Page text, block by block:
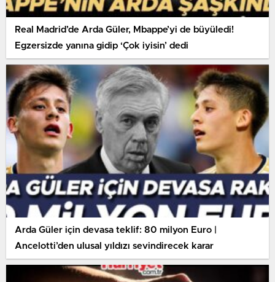
Real Madrid’de Arda Güler, Mbappe’yi de büyüledi!
Egzersizde yanına gidip ‘Çok iyisin’ dedi
Arda Güler için devasa teklif: 80 milyon Euro |
Ancelotti’den ulusal yıldızı sevindirecek karar